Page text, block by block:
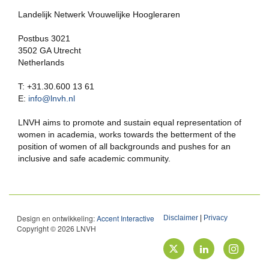
Landelijk Netwerk Vrouwelijke Hoogleraren
Postbus 3021
3502 GA Utrecht
Netherlands
T: +31.30.600 13 61
E: info@lnvh.nl
LNVH aims to promote and sustain equal representation of
women in academia, works towards the betterment of the
position of women of all backgrounds and pushes for an
inclusive and safe academic community.
Design en ontwikkeling:Accent Interactive
Copyright © 2026 LNVH
Disclaimer Privacy